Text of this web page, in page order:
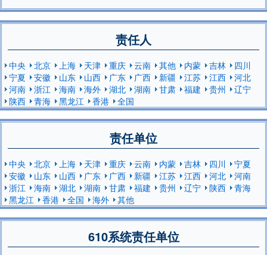
责任人
中央 北京 上海 天津 重庆 云南 其他 内蒙 吉林
四川
宁夏
安徽 山东 山西 广东 广西 新疆 江苏 江西
河北
河南
浙江 海南 海外 湖北 湖南 甘肃 福建 贵州
辽宁
陕西
青海 黑龙江 香港 全国
责任单位
中央 北京 上海 天津 重庆 云南 内蒙 吉林 四川
宁夏
安徽
山东 山西 广东 广西 新疆 江苏 江西 河北
河南
浙江
海南 湖北 湖南 甘肃 福建 贵州 辽宁 陕西
青海
黑龙江
香港 全国 海外 其他
610系统责任单位